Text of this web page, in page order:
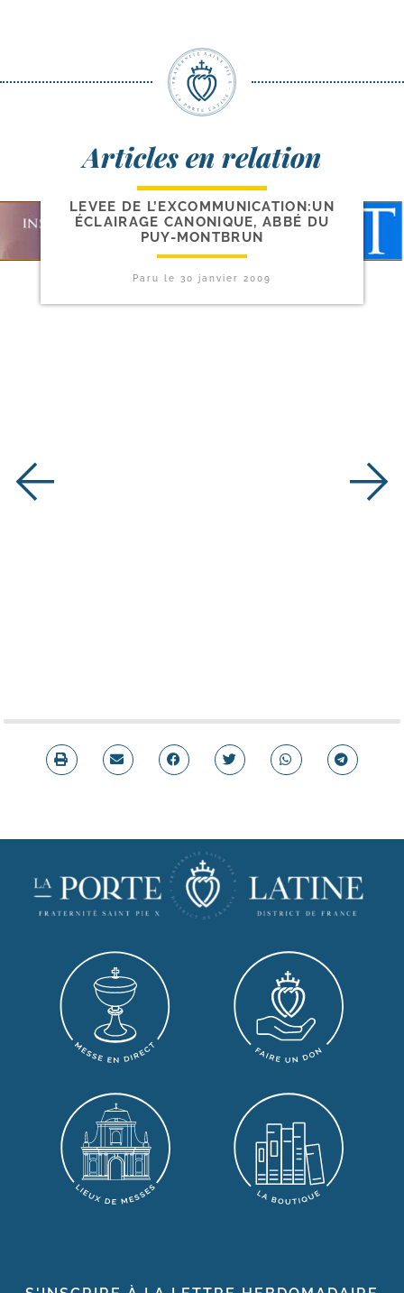
Articles en relation
LEVÉE DE L’EXCOMMUNICATION:UN
ÉCLAIRAGE CANONIQUE, ABBÉ DU
PUY-MONTBRUN
Paru le 30 janvier 2009